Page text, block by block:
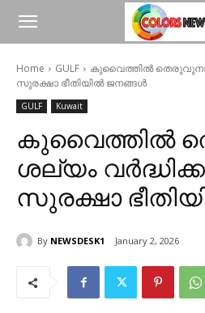
Home GULF
കുവൈത്തിൽ
സുരക്ഷാ ഭീതിയിൽ ജനങ്ങൾ
GULF Kuwait
കുവൈത്തിൽ
ശല്യം
സുരക്ഷാ
By NEWSDESK1 January 2, 2026